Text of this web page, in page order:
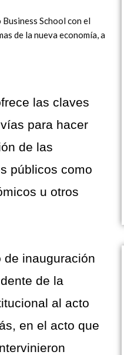
School con el
de la nueva economía, a
las claves
para hacer
de las
públicos como
u otros
inauguración
de la
al acto
en el acto que